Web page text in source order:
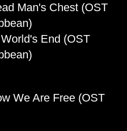
Man's Chest (OST
End (OST
We Are Free (OST